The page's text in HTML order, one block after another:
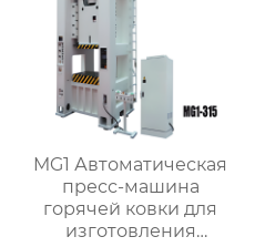
MG1 Автоматическая
пресс-машина
горячей ковки для
изготовления